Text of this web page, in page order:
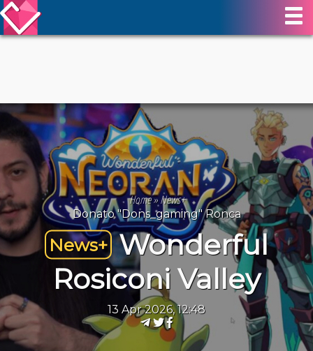
Home»News+
Donato "Dons_gaming" Ronca
News+ Wonderful
Rosiconi Valley
13 Apr 2026, 12:48